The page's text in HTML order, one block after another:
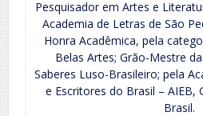
Pesquisador em Artes e
Academia de Letras de São
Honra Acadêmica, pela
Belas Artes; Grão-Mestre
Saberes Luso-Brasileiro; pela
e Escritores do Brasil – AIEB,
Brasil.